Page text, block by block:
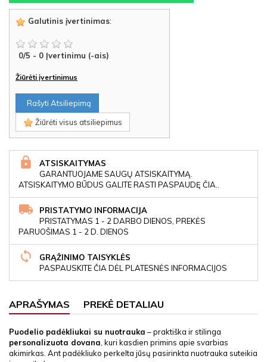
Galutinis įvertinimas:
0/5 - 0 Įvertinimu (-ais)
Žiūrėti įvertinimus
Rašyti Atsiliepimą
Žiūrėti visus atsiliepimus
ATSISKAITYMAS
GARANTUOJAME SAUGŲ ATSISKAITYMĄ.
ATSISKAITYMO BŪDUS GALITE RASTI PASPAUDĘ ČIA..
PRISTATYMO INFORMACIJA
PRISTATYMAS 1 - 2 DARBO DIENOS, PREKĖS
PARUOŠIMAS 1 - 2 D. DIENOS
GRĄŽINIMO TAISYKLĖS
PASPAUSKITE ČIA DĖL PLATESNĖS INFORMACIJOS
APRAŠYMAS PREKĖ DETALIAU
Puodelio padėkliukai su nuotrauka – praktiška ir stilinga
personalizuota dovana, kuri kasdien primins apie svarbias
akimirkas. Ant padėkliuko perkelta jūsų pasirinkta nuotrauka suteikia